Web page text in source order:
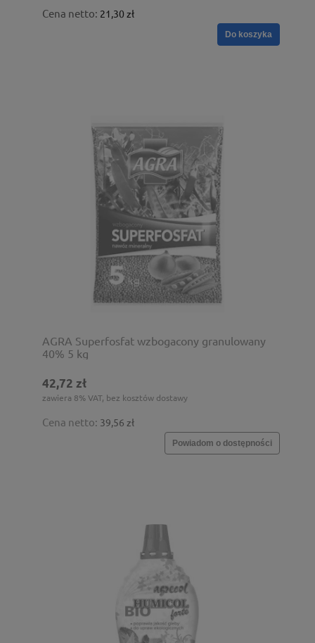
Cena netto: 21,30 zł
Do koszyka
AGRA Superfosfat wzbogacony granulowany
40% 5 kg
42,72 zł
zawiera 8% VAT, bez kosztów dostawy
Cena netto: 39,56 zł
Powiadom o dostępności